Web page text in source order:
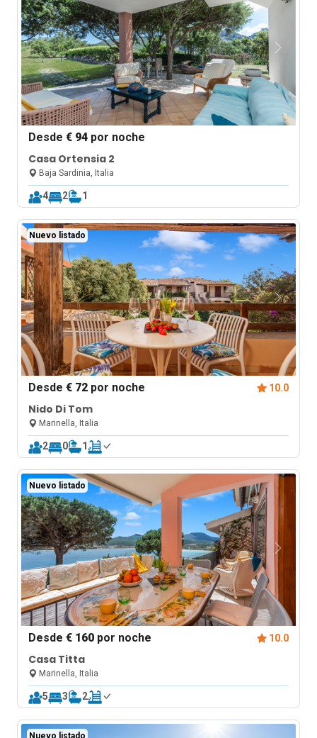
Desde€ 94 por noche
Casa Ortensia 2
Baja Sardinia, Italia
4 2 1
Nuevo listado
Desde€ 72 por noche 10.0
Nido Di Tom
Marinella, Italia
2 0 1
Nuevo listado
Desde€ 160 por noche 10.0
Casa Titta
Marinella, Italia
5 3 2
Nuevo listado